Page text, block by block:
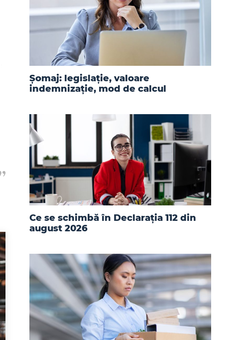
Șomaj: legislație, valoare
indemnizație, mod de calcul
Ce se schimbă în Declarația 112 din
august 2026